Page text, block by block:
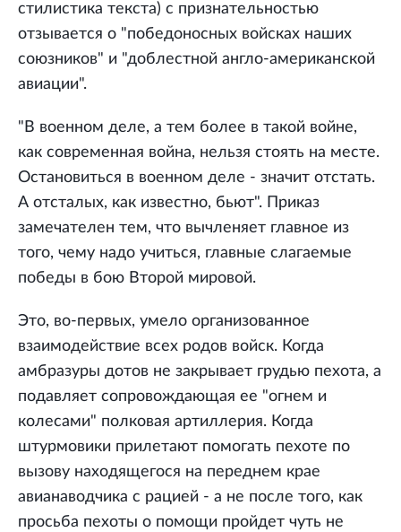
стилистика текста) с признательностью
отзывается о "победоносных войсках наших
союзников" и "доблестной англо-американской
авиации".
"В военном деле, а тем более в такой войне,
как современная война, нельзя стоять на месте.
Остановиться в военном деле - значит отстать.
А отсталых, как известно, бьют". Приказ
замечателен тем, что вычленяет главное из
того, чему надо учиться, главные слагаемые
победы в бою Второй мировой.
Это, во-первых, умело организованное
взаимодействие всех родов войск. Когда
амбразуры дотов не закрывает грудью пехота, а
подавляет сопровождающая ее "огнем и
колесами" полковая артиллерия. Когда
штурмовики прилетают помогать пехоте по
вызову находящегося на переднем крае
авианаводчика с рацией - а не после того, как
просьба пехоты о помощи пройдет чуть не